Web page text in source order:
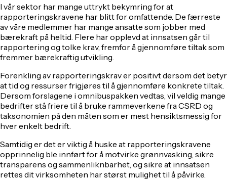
I vår sektor har mange uttrykt bekymring for at
rapporteringskravene har blitt for omfattende. De færreste
av våre medlemmer har mange ansatte som jobber med
bærekraft på heltid. Flere har opplevd at innsatsen går til
rapportering og tolke krav, fremfor å gjennomføre tiltak som
fremmer bærekraftig utvikling.
Forenkling av rapporteringskrav er positivt dersom det betyr
at tid og ressurser frigjøres til å gjennomføre konkrete tiltak.
Dersom forslagene i omnibuspakken vedtas, vil veldig mange
bedrifter stå friere til å bruke rammeverkene fra CSRD og
taksonomien på den måten som er mest hensiktsmessig for
hver enkelt bedrift.
Samtidig er det er viktig å huske at rapporteringskravene
opprinnelig ble innført for å motvirke grønnvasking, sikre
transparens og sammenliknbarhet, og sikre at innsatsen
rettes dit virksomheten har størst mulighettil å påvirke.